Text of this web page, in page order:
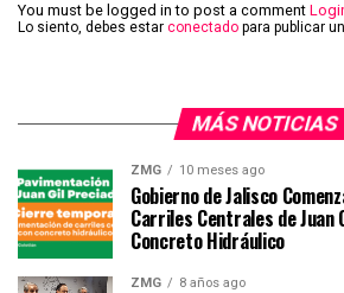
You must be logged in to post a comment
Lo siento, debes estar conectado para publicar
MÁS NOTICIAS
ZMG 10 meses ago
Gobierno de Jalisco
Carriles Centrales de Juan
Concreto Hidráulico
ZMG 8 años ago